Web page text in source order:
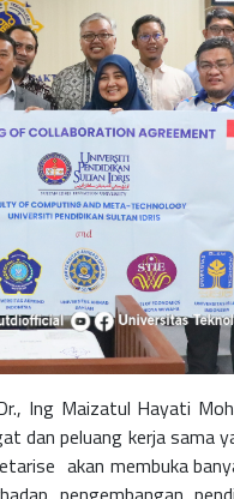
Ing Maizatul Hayati
dan peluang kerja sama
akan membuka